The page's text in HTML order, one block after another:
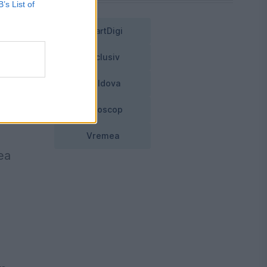
List of
SmartDigi
Exclusiv
Moldova
Horoscop
Vremea